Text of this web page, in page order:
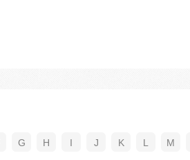
G H I J K L M